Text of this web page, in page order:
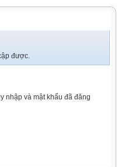
được.
nhập và mật khẩu đã đăng